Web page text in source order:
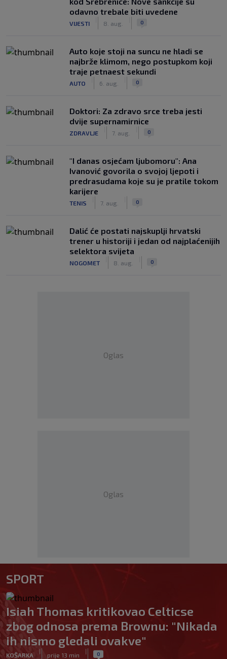
odavno trebale biti uvedene
VIJESTI 8. aug. 0
Auto koje stoji na suncu ne hladi se
najbrže klimom, nego postupkom koji
traje petnaest sekundi
AUTO 6. aug. 0
Doktori: Za zdravo srce treba jesti
dvije supernamirnice
ZDRAVLJE 7. aug. 0
"I danas osjećam ljubomoru": Ana
Ivanović govorila o svojoj ljepoti i
predrasudama koje su je pratile tokom
karijere
TENIS 7. aug. 0
Dalić će postati najskuplji hrvatski
trener u historiji i jedan od najplaćenijih
selektora svijeta
NOGOMET 8. aug. 0
Oglas
Oglas
SPORT
Isiah Thomas kritikovao Celticse
zbog odnosa prema Brownu: "Nikada
ih nismo gledali ovakve"
KOŠARKA
|
prije 13 min
| 0